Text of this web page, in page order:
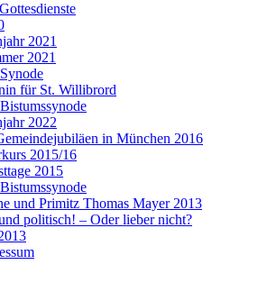
2021
2021
für St. Willibrord
2022
in München 2016
2015/16
2015
und Primitz Thomas Mayer 2013
politisch! – Oder lieber nicht?